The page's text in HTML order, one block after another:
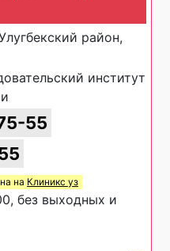
район,
институт
55
на Клиникс уз
без выходных и